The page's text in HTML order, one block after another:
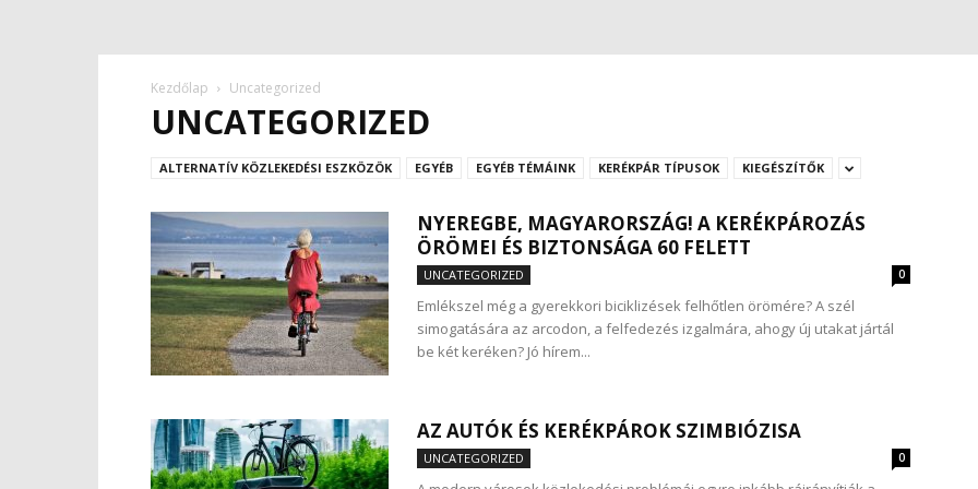
Kezdőlap Uncategorized
UNCATEGORIZED
ALTERNATÍV KÖZLEKEDÉSI ESZKÖZÖK EGYÉB EGYÉB TÉMÁINK KERÉKPÁR TÍPUSOK KIEGÉSZÍTŐK
NYEREGBE, MAGYARORSZÁG! A KERÉKPÁROZÁS
ÖRÖMEI ÉS BIZTONSÁGA 60 FELETT
UNCATEGORIZED 0
Emlékszel még a gyerekkori biciklizések felhőtlen örömére? A szél
simogatására az arcodon, a felfedezés izgalmára, ahogy új utakat jártál
be két keréken? Jó hírem...
AZ AUTÓK ÉS KERÉKPÁROK SZIMBIÓZISA
UNCATEGORIZED 0